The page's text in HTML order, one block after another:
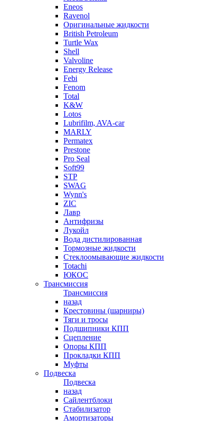
Eneos
Ravenol
Оригинальные жидкости
British Petroleum
Turtle Wax
Shell
Valvoline
Energy Release
Febi
Fenom
Total
K&W
Lotos
Lubrifilm, AVA-car
MARLY
Permatex
Prestone
Pro Seal
Soft99
STP
SWAG
Wynn's
ZIC
Лавр
Антифризы
Лукойл
Вода дистилированная
Тормозные жидкости
Стеклоомывающие жидкости
Totachi
ЮКОС
Трансмиссия
Трансмиссия
назад
Крестовины (шарниры)
Тяги и тросы
Подшипники КПП
Сцепление
Опоры КПП
Прокладки КПП
Муфты
Подвеска
Подвеска
назад
Сайлентблоки
Стабилизатор
Амортизаторы